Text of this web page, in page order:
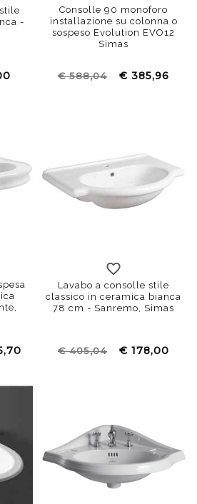
-
Consolle 90 monoforo
installazione su colonna o
sospeso Evolution EVO12
Simas
€ 588,04 € 385,96
75x51
Lavabo a consolle stile
classico in ceramica bianca
78 cm - Sanremo, Simas
€ 405,04 € 178,00